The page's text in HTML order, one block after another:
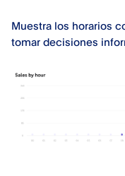
Muestra los horarios
tomar decisiones